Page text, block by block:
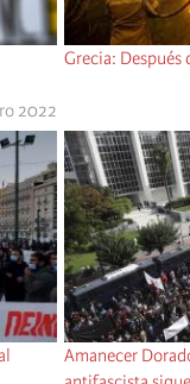
2022
Grecia: Después
Amanecer